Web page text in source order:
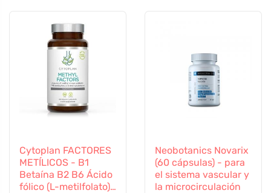
Cytoplan FACTORES
METÍLICOS - B1
Betaína B2 B6 Ácido
fólico (L-metilfolato)
Neobotanics Novarix
(60 cápsulas) - para
el sistema vascular y
la microcirculación